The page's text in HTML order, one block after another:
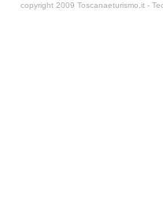
copyright 2009 Toscanaeturismo.it -